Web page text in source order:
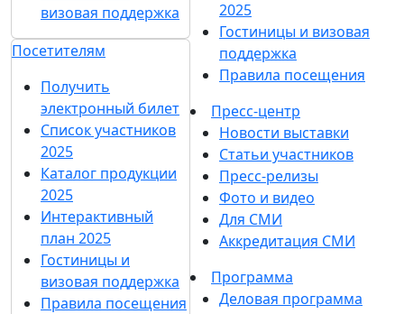
визовая поддержка
Посетителям
Получить
электронный билет
Список участников
2025
Каталог продукции
2025
Интерактивный
план 2025
Гостиницы и
визовая поддержка
Правила посещения
2025
Гостиницы и визовая
поддержка
Правила посещения
Пресс-центр
Новости выставки
Статьи участников
Пресс-релизы
Фото и видео
Для СМИ
Аккредитация СМИ
Программа
Деловая программа